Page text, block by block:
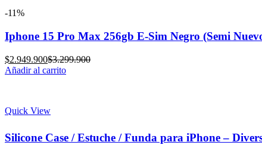
-11%
Iphone 15 Pro Max 256gb E-Sim Negro (Semi
$2.949.900Current
price
$3.299.900Original
Añadir al carrito
Quick View
Silicone Case / Estuche / Funda para iPhone –